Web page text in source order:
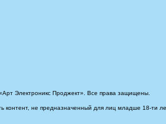
Электроникс Проджект». Все права защищены.
контент, не предназначенный для лиц младше 18-ти